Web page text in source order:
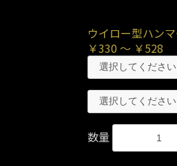
ウイロー型ハン
￥330 ～ ￥528
数量